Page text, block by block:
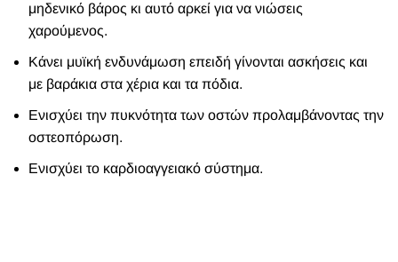
μηδενικό βάρος κι αυτό αρκεί για να νιώσεις
χαρούμενος.
Κάνει μυϊκή ενδυνάμωση επειδή γίνονται ασκήσεις και
με βαράκια στα χέρια και τα πόδια.
Ενισχύει την πυκνότητα των οστών προλαμβάνοντας την
οστεοπόρωση.
Ενισχύει το καρδιοαγγειακό σύστημα.